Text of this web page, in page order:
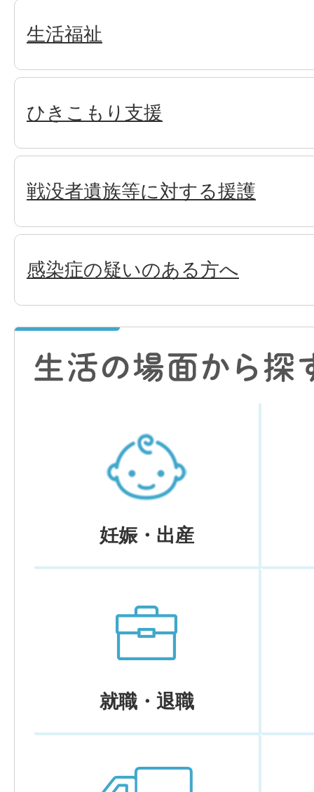
生活福祉
ひきこもり支援
戦没者遺族等に対する援護
感染症の疑いのある方へ
妊娠・出産
就職・退職